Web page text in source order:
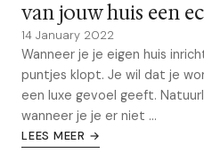
van jouw huis een
14 January 2022
Wanneer je je eigen huis
puntjes klopt. Je wil dat je
een luxe gevoel geeft.
wanneer je je er niet ...
LEES MEER →